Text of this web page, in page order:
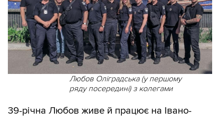
Любов Оліградська (у першому
ряду посередині) з колегами
39-річна Любов живе й працює на Івано-